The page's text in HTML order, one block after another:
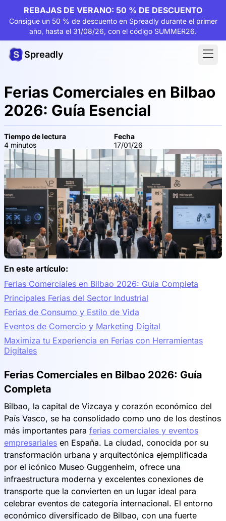
REBAJAS DE VERANO: 50 % DE DESCUENTO
Consigue un 50 % de descuento en Spreadly durante el primer
año, hasta el 31/08/26, con el código SUMMER26.
Spreadly
Ferias Comerciales en Bilbao
2026: Guía Esencial
Tiempo de lectura
4 minutos
Fecha
17/01/26
En este artículo:
Ferias Comerciales en Bilbao 2026: Guía Completa
Principales Ferias del Sector Industrial
Ferias de Consumo y Estilo de Vida
Eventos de Comercio y Marketing Digital
Maximiza tu Experiencia en Ferias con Herramientas
Digitales
Ferias Comerciales en Bilbao 2026: Guía
Completa
Bilbao, la capital de Vizcaya y corazón económico del
País Vasco, se ha consolidado como uno de los destinos
más importantes para ferias comerciales y eventos
empresariales en España. La ciudad, conocida por su
transformación urbana y arquitectónica ejemplificada
por el icónico Museo Guggenheim, ofrece una
infraestructura moderna y excelentes conexiones de
transporte que la convierten en un lugar ideal para
celebrar eventos de categoría internacional. El entorno
económico diversificado de Bilbao, con una fuerte